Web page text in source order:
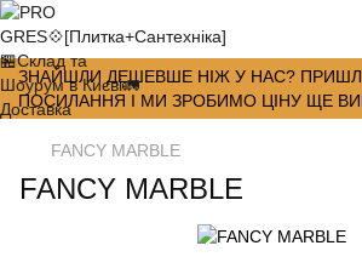
ЗНАЙШЛИ ДЕШЕВШЕ НІЖ У НАС?
ПОСИЛАННЯ І МИ ЗРОБИМО ЦІНУ ЩЕ
FANCY MARBLE
FANCY MARBLE